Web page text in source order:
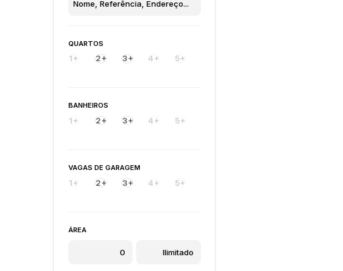
QUARTOS
1+ 2+ 3+ 4+ 5+
BANHEIROS
1+ 2+ 3+ 4+ 5+
VAGAS DE GARAGEM
1+ 2+ 3+ 4+ 5+
ÁREA